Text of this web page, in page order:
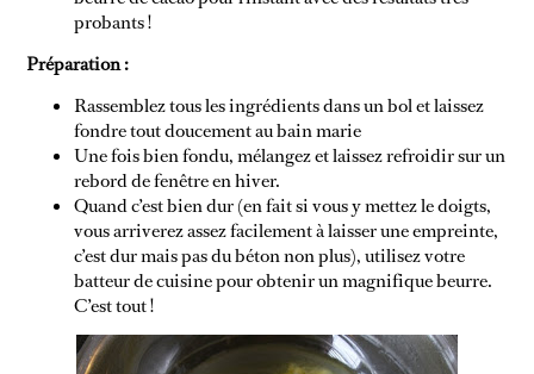
VIDEOOOOO
probants !
Préparation :
Rassemblez tous les ingrédients dans un bol et laissez
fondre tout doucement au bain marie
Une fois bien fondu, mélangez et laissez refroidir sur un
rebord de fenêtre en hiver.
Quand c’est bien dur (en fait si vous y mettez le doigts,
vous arriverez assez facilement à laisser une empreinte,
c’est dur mais pas du béton non plus), utilisez votre
batteur de cuisine pour obtenir un magnifique beurre.
C’est tout !